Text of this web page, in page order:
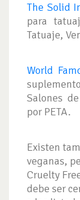
The Solid
para
Tatuaje,
World
Salones
por PETA.
Existen
veganas,
Cruelty
debe ser